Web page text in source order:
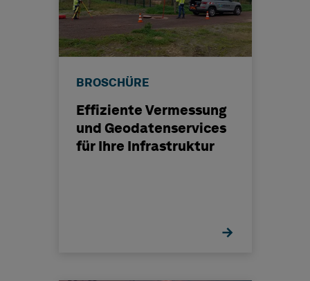
BROSCHÜRE
Effiziente Vermessung
und Geodatenservices
für Ihre Infrastruktur